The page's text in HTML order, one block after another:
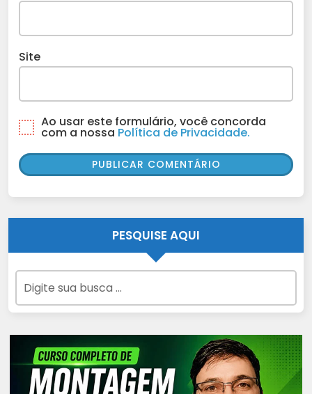
Site
Ao usar este formulário, você concorda
com a nossa Política de Privacidade.
PESQUISE AQUI